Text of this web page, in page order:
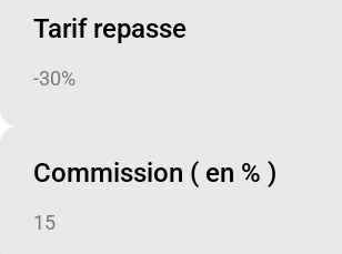
Tarif repasse
-30%
Commission ( en % )
15